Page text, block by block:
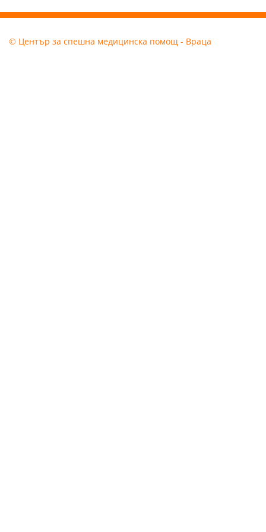
© Център за спешна медицинска помощ - Враца